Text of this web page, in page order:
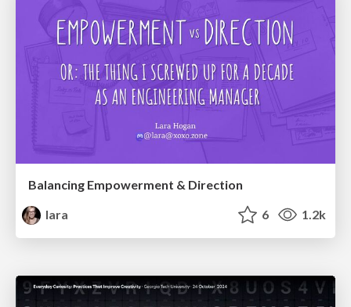
Balancing Empowerment & Direction
lara
6 1.2k